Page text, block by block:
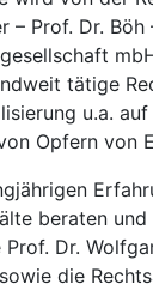
– Prof. Dr. Böh
tätige
u.a.
Opfern von
beraten
Prof. Dr.
die